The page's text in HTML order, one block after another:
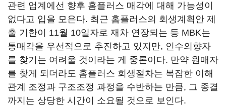
관련 업계에선 향후 홈플러스 매각에 대해 가능성이
없다고 입을 모은다. 최근 홈플러스의 회생계획안 제
출 기한이 11월 10일자로 재차 연장되는 등 MBK는
통매각을 우선적으로 추진하고 있지만, 인수의향자
를 찾기는 여려울 것이라는 게 중론이다. 만약 원매자
를 찾게 되더라도 홈플러스 회생절차는 복잡한 이해
관계 조정과 구조조정 과정을 수반하는 만큼, 그 종결
까지는 상당한 시간이 소요될 것으로 보인다.